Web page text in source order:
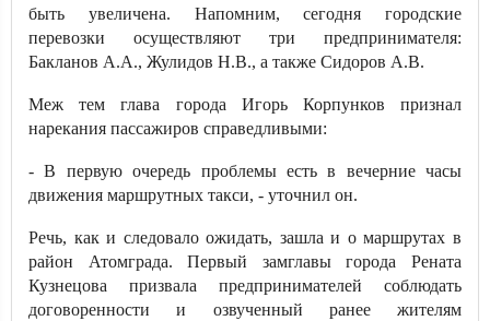
быть увеличена. Напомним, сегодня городские
перевозки осуществляют три предпринимателя:
Бакланов А.А., Жулидов Н.В., а также Сидоров А.В.
Меж тем глава города Игорь Корпунков признал
нарекания пассажиров справедливыми:
- В первую очередь проблемы есть в вечерние часы
движения маршрутных такси, - уточнил он.
Речь, как и следовало ожидать, зашла и о маршрутах в
район Атомграда. Первый замглавы города Рената
Кузнецова призвала предпринимателей соблюдать
договоренности и озвученный ранее жителям